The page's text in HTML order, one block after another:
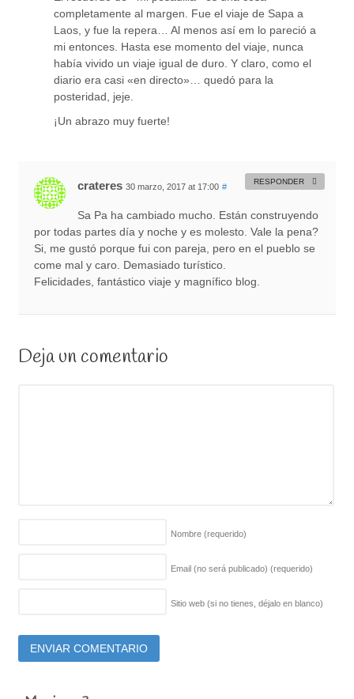
completamente al margen. Fue el viaje de Sapa a
Laos, y fue la repera… Al menos así em lo pareció a
mi entonces. Hasta ese momento del viaje, nunca
había vivido un viaje igual de duro. Y claro, como el
diario era casi «en directo»… quedó para la
posteridad, jeje.
¡Un abrazo muy fuerte!
crateres 30 marzo, 2017 at 17:00 #
Sa Pa ha cambiado mucho. Están construyendo
por todas partes día y noche y es molesto. Vale la pena?
Si, me gustó porque fui con pareja, pero en el pueblo se
come mal y caro. Demasiado turístico.
Felicidades, fantástico viaje y magnífico blog.
RESPONDER
Deja un comentario
Nombre (requerido)
Email (no será publicado) (requerido)
Sitio web (si no tienes, déjalo en blanco)